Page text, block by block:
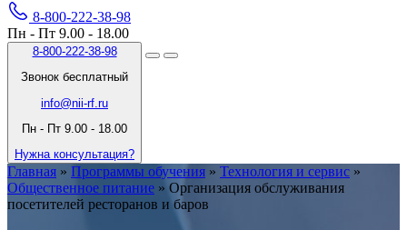
8-800-222-38-98
Пн - Пт 9.00 - 18.00
8-800-222-38-98
Звонок бесплатный
info@nii-rf.ru
Пн - Пт 9.00 - 18.00
Нужна консультация?
Главная » Программы обучения » Технология и сервис »
Общественное питание » Организация обслуживания
посетителей ресторанов и баров